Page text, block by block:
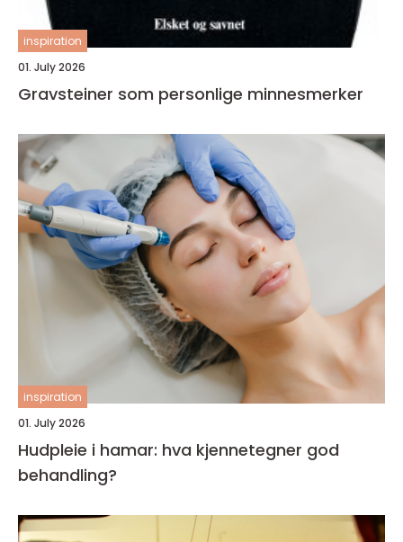
inspiration
01. July 2026
Gravsteiner som personlige minnesmerker
inspiration
01. July 2026
Hudpleie i hamar: hva kjennetegner god
behandling?